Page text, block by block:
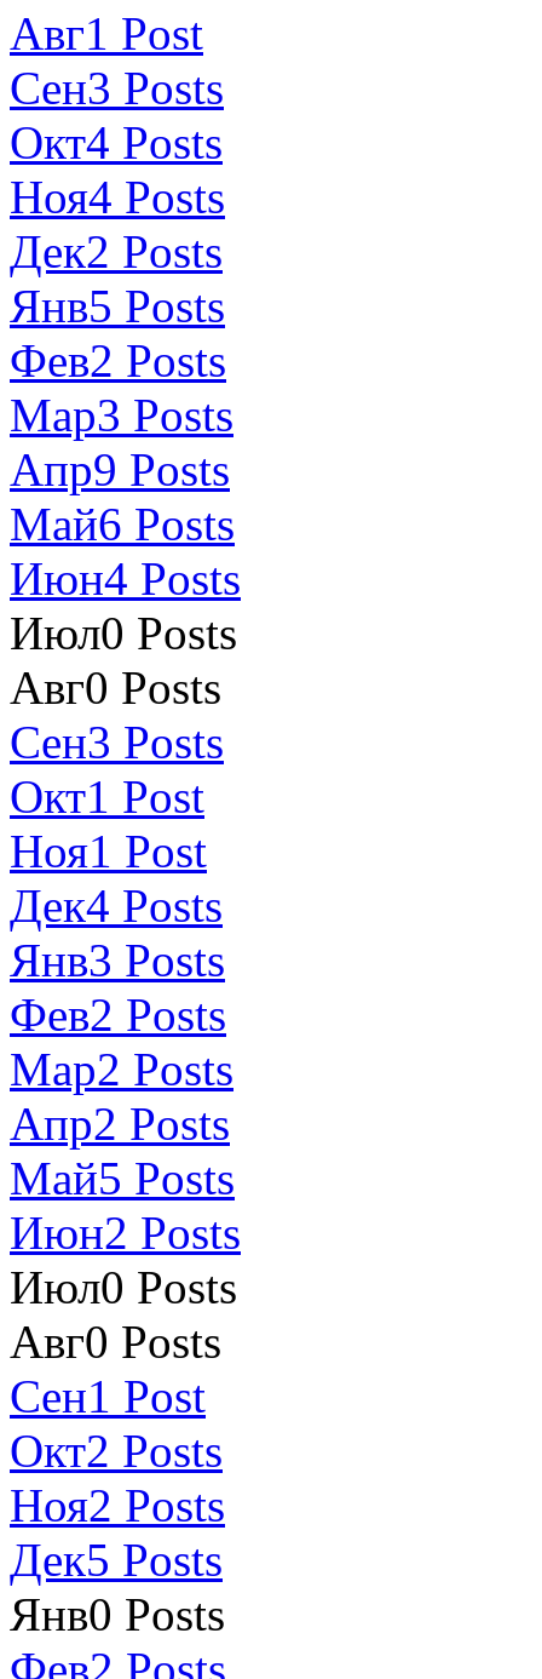
Авг1 Post
Сен3 Posts
Окт4 Posts
Ноя4 Posts
Дек2 Posts
Янв5 Posts
Фев2 Posts
Мар3 Posts
Апр9 Posts
Май6 Posts
Июн4 Posts
Июл0 Posts
Авг0 Posts
Сен3 Posts
Окт1 Post
Ноя1 Post
Дек4 Posts
Янв3 Posts
Фев2 Posts
Мар2 Posts
Апр2 Posts
Май5 Posts
Июн2 Posts
Июл0 Posts
Авг0 Posts
Сен1 Post
Окт2 Posts
Ноя2 Posts
Дек5 Posts
Янв0 Posts